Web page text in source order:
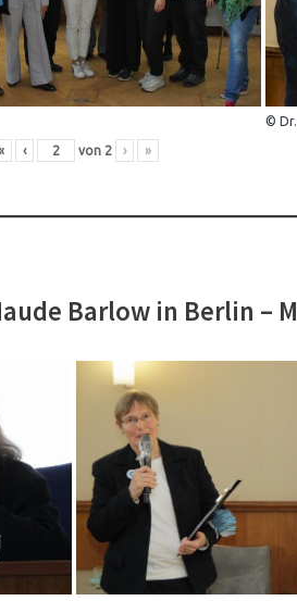
©
‹ von 2 › »
Barlow in Berlin –